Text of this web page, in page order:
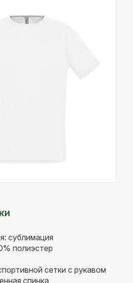
сублимация
полиэстер
сетки с рукавом
спинка